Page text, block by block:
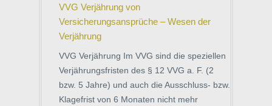
VVG Verjährung von
Versicherungsansprüche – Wesen der
Verjährung
VVG Verjährung Im VVG sind die speziellen
Verjährungsfristen des § 12 VVG a. F. (2
bzw. 5 Jahre) und auch die Ausschluss- bzw.
Klagefrist von 6 Monaten nicht mehr